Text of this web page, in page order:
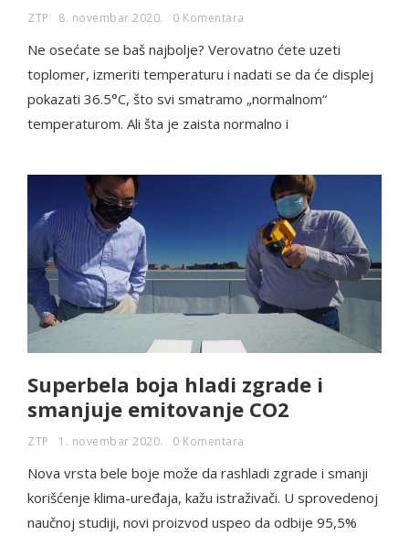
ZTP 8. novembar 2020. 0 Komentara
Ne osećate se baš najbolje? Verovatno ćete uzeti
toplomer, izmeriti temperaturu i nadati se da će displej
pokazati 36.5°C, što svi smatramo „normalnom“
temperaturom. Ali šta je zaista normalno i
Superbela boja hladi zgrade i
smanjuje emitovanje CO2
ZTP 1. novembar 2020. 0 Komentara
Nova vrsta bele boje može da rashladi zgrade i smanji
korišćenje klima-uređaja, kažu istraživači. U sprovedenoj
naučnoj studiji, novi proizvod uspeo da odbije 95,5%